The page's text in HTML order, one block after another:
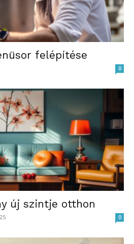
felépítése
0
új szintje otthon
0